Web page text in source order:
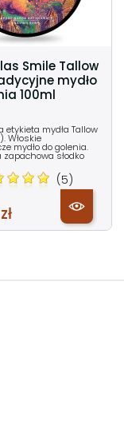
Smile Tallow
mydło
100ml
etykieta mydła Tallow
Włoskie
mydło do golenia.
zapachowa słodko
(5)